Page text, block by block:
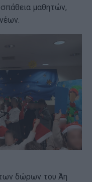
μαθητών,
δώρων του Άη